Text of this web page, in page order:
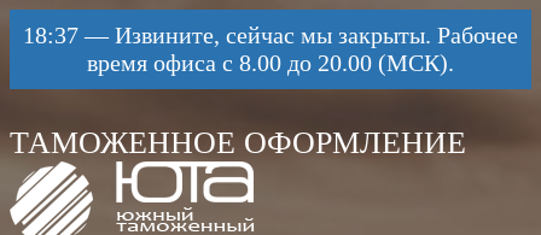
18:37—Извините, сейчас мы закрыты. Рабочее
время офиса с 8.00 до 20.00 (МСК).